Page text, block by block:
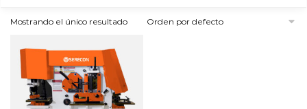
Mostrando el único resultado